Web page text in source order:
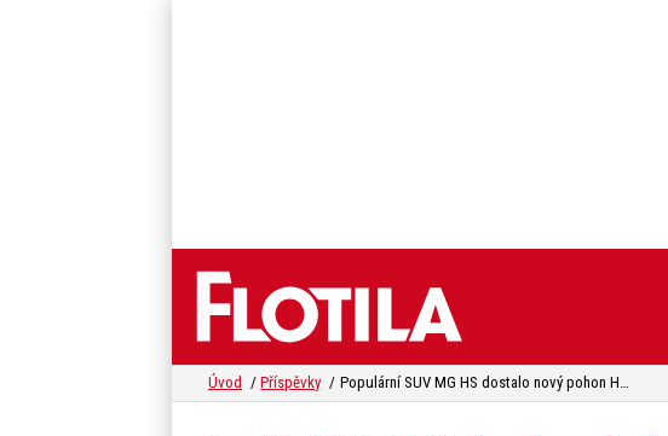
Úvod Příspěvky Populární SUV MG HS dostalo nový pohon Hybrid+. Slibuje s ním spotřebu 5,5 litru